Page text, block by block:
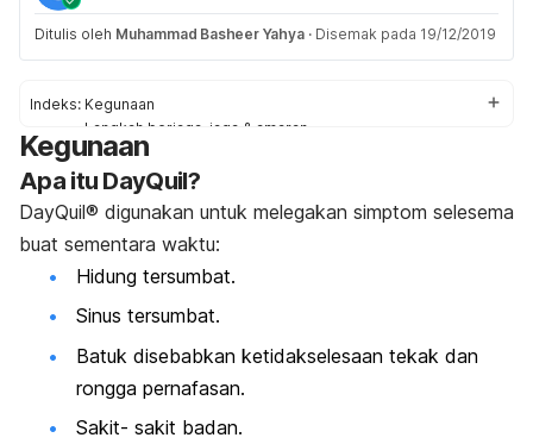
Ditulis oleh Muhammad Basheer Yahya · Disemak pada 19/12/2019
Indeks: Kegunaan
Langkah berjaga-jaga & amaran
Kesan Sampingan
Tindakbalas
Penggunaan / Dos
Kegunaan
Apa itu DayQuil?
DayQuil® digunakan untuk melegakan simptom selesema
buat sementara waktu:
Hidung tersumbat.
Sinus tersumbat.
Batuk disebabkan ketidakselesaan tekak dan
rongga pernafasan.
Sakit- sakit badan.